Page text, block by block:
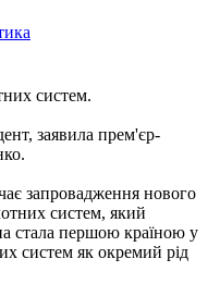
систем.
заявила прем'єр-
запровадження нового
систем, який
стала першою країною у
систем як окремий рід